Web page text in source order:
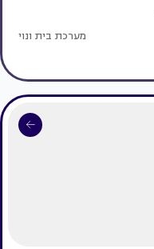
מערכת בית ונוי